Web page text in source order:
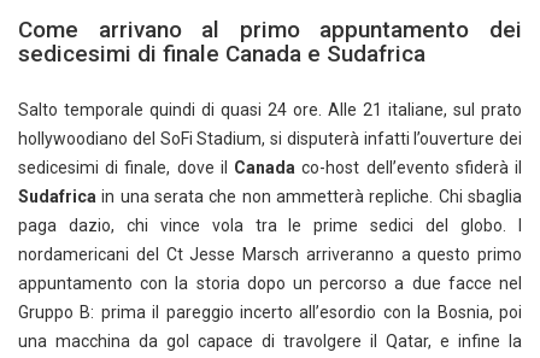
Come arrivano al primo appuntamento dei
sedicesimi di finale Canada e Sudafrica
Salto temporale quindi di quasi 24 ore. Alle 21 italiane, sul prato
hollywoodiano del SoFi Stadium, si disputerà infatti l’ouverture dei
sedicesimi di finale, dove il Canada co-host dell’evento sfiderà il
Sudafrica in una serata che non ammetterà repliche. Chi sbaglia
paga dazio, chi vince vola tra le prime sedici del globo. I
nordamericani del Ct Jesse Marsch arriveranno a questo primo
appuntamento con la storia dopo un percorso a due facce nel
Gruppo B: prima il pareggio incerto all’esordio con la Bosnia, poi
una macchina da gol capace di travolgere il Qatar, e infine la